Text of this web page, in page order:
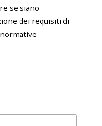
se siano
dei requisiti di